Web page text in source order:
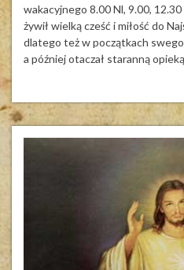
wakacyjnego 8.00 Nl, 9.00,
żywił wielką cześć i miłość do
dlatego też w początkach
a później otaczał staranną